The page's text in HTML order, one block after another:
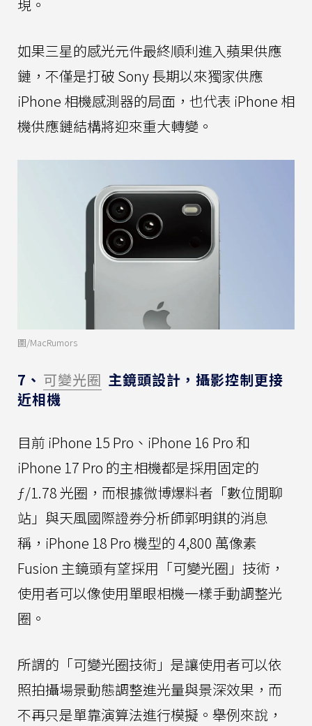
現。
如果三星的感光元件最終順利進入蘋果供應
鏈，不僅是打破 Sony 長期以來獨家供應
iPhone 相機感測器的局面，也代表 iPhone 相
機供應鏈結構將迎來重大轉變。
圖/MacRumors
7、 可變光圈 主鏡頭設計，攝影控制更接
近相機
目前 iPhone 15 Pro、iPhone 16 Pro 和
iPhone 17 Pro 的主相機都是採用固定的
ƒ/1.78 光圈，而根據微博爆料者「數位閒聊
站」與天風國際證券分析師郭明錤的消息
稱，iPhone 18 Pro 機型的 4,800 萬像素
Fusion 主鏡頭有望採用「可變光圈」技術，
使用者可以像使用單眼相機一樣手動調整光
圈。
所謂的「可變光圈技術」是讓使用者可以依
照拍攝場景動態調整進光量與景深效果，而
不再只是單靠演算法進行模擬。舉例來說，